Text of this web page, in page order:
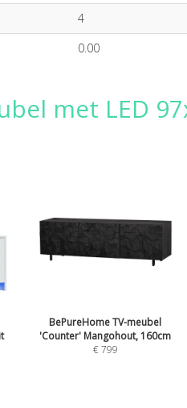
4
0.00
met LED
BePureHome TV-meubel
'Counter' Mangohout, 160cm
€ 799